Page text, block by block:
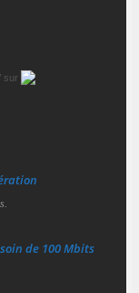
sur
de 100 Mbits